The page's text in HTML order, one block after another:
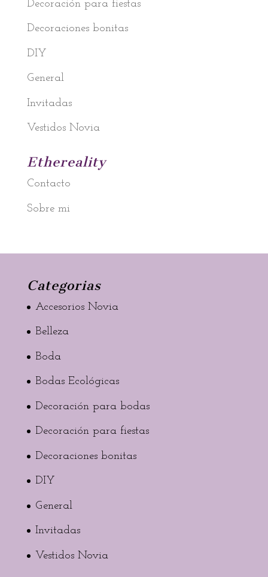
Decoración para fiestas
Decoraciones bonitas
DIY
General
Invitadas
Vestidos Novia
Ethereality
Contacto
Sobre mi
Categorias
Accesorios Novia
Belleza
Boda
Bodas Ecológicas
Decoración para bodas
Decoración para fiestas
Decoraciones bonitas
DIY
General
Invitadas
Vestidos Novia